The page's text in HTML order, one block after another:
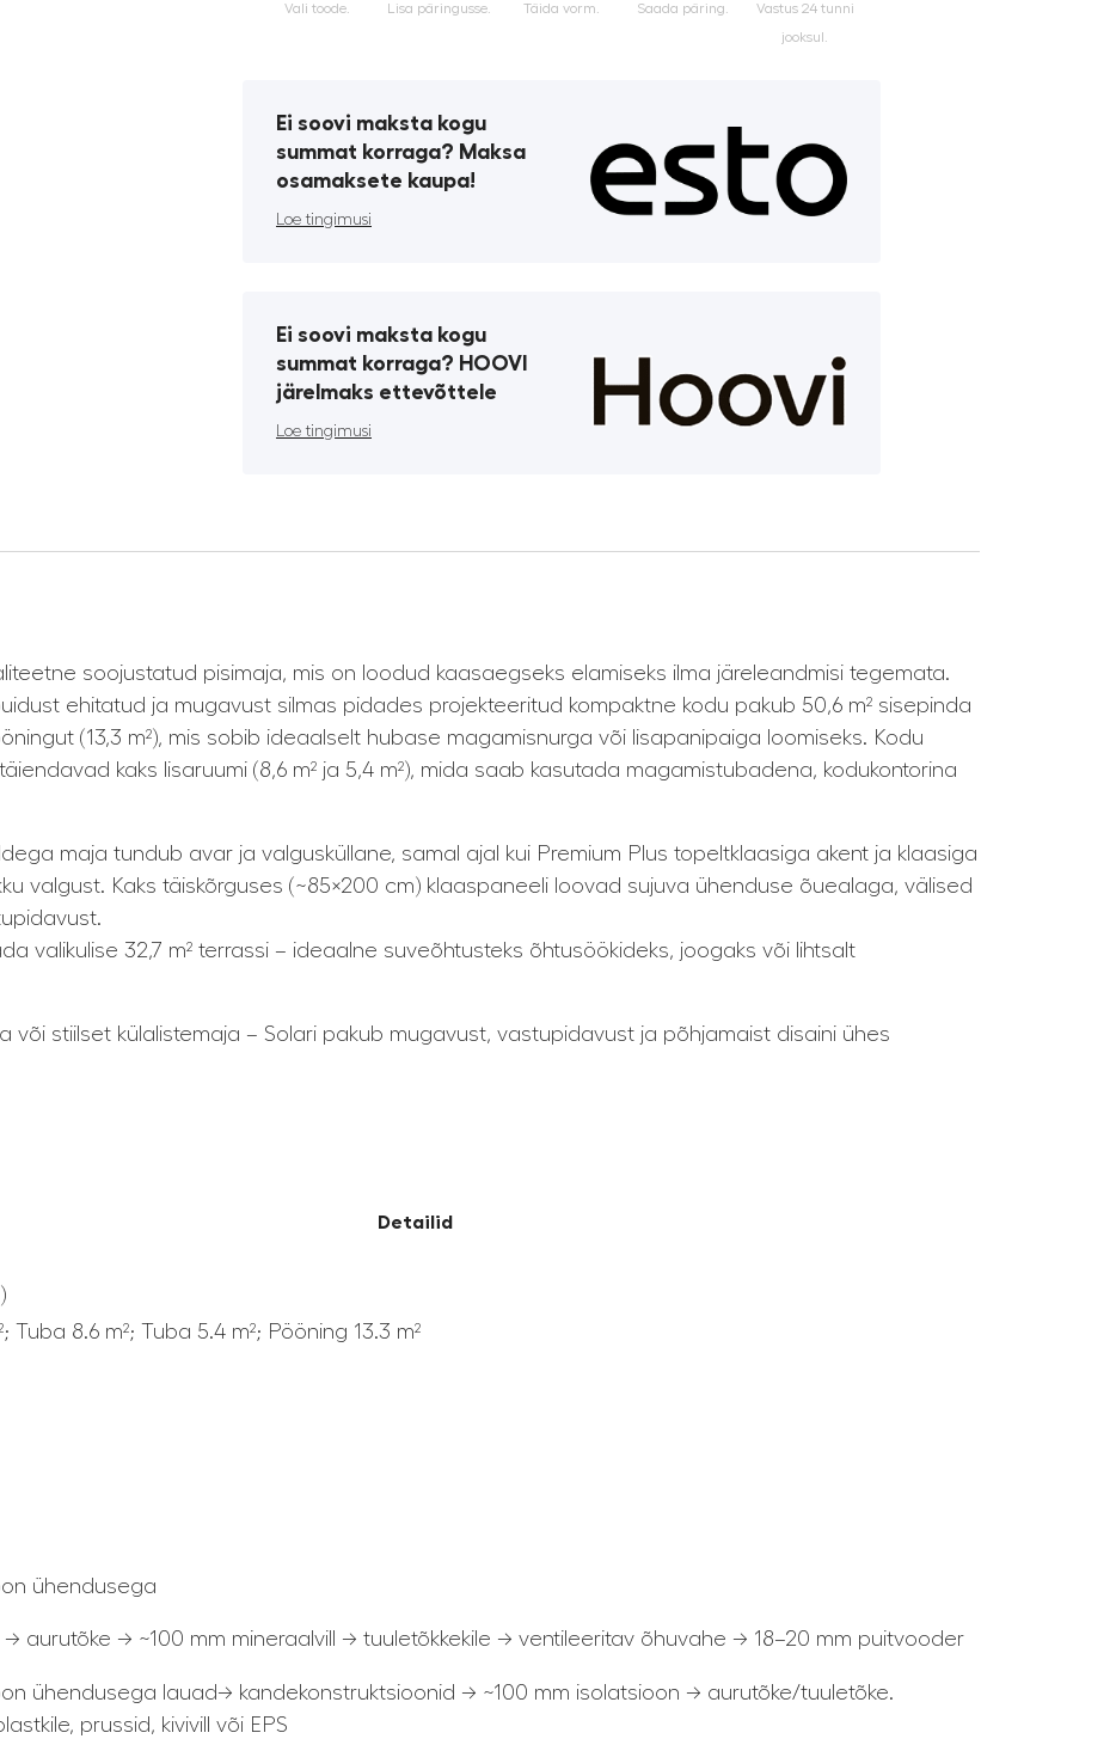
Vali toode. Lisa päringusse. Täida vorm. Saada päring.
Vastus 24 tunni
jooksul.
Ei soovi maksta kogu
summat korraga? Maksa
osamaksete kaupa!
Loe tingimusi
Ei soovi maksta kogu
summat korraga? HOOVI
järelmaks ettevõttele
Loe tingimusi
soojustatud pisimaja, mis on loodud kaasaegseks elamiseks ilma järeleandmisi tegemata.
ehitatud ja mugavust silmas pidades projekteeritud kompaktne kodu pakub 50,6 m² sisepinda
(13,3 m²), mis sobib ideaalselt hubase magamisnurga või lisapanipaiga loomiseks. Kodu
kaks lisaruumi (8,6 m² ja 5,4 m²), mida saab kasutada magamistubadena, kodukontorina
maja tundub avar ja valgusküllane, samal ajal kui Premium Plus topeltklaasiga akent ja klaasiga
valgust. Kaks täiskõrguses (~85×200 cm) klaaspaneeli loovad sujuva ühenduse õuealaga, välised
valikulise 32,7 m² terrassi – ideaalne suveõhtusteks õhtusöökideks, joogaks või lihtsalt
või stiilset külalistemaja – Solari pakub mugavust, vastupidavust ja põhjamaist disaini ühes
Detailid
Tuba 8.6 m²; Tuba 5.4 m²; Pööning 13.3 m²
ühendusega
→ aurutõke → ~100 mm mineraalvill → tuuletõkkekile → ventileeritav õhuvahe → 18–20 mm puitvooder
ühendusega lauad→ kandekonstruktsioonid → ~100 mm isolatsioon → aurutõke/tuuletõke.
prussid, kivivill või EPS